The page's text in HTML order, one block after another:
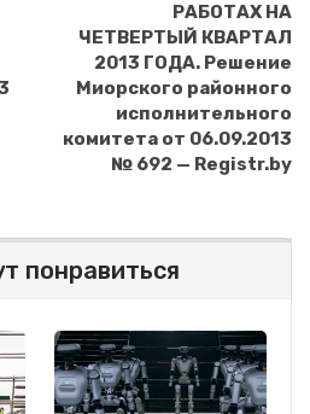
РАБОТАХ НА
ЧЕТВЕРТЫЙ КВАРТАЛ
2013 ГОДА. Решение
Миорского районного
исполнительного
комитета от 06.09.2013
№ 692 — Registr.by
понравиться